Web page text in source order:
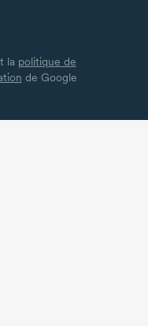
la politique de
de Google